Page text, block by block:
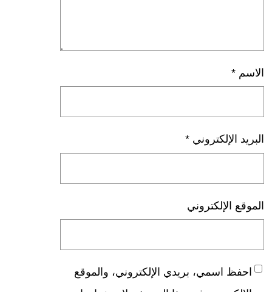
الاسم *
البريد الإلكتروني *
الموقع الإلكتروني
احفظ اسمي، بريدي الإلكتروني، والموقع